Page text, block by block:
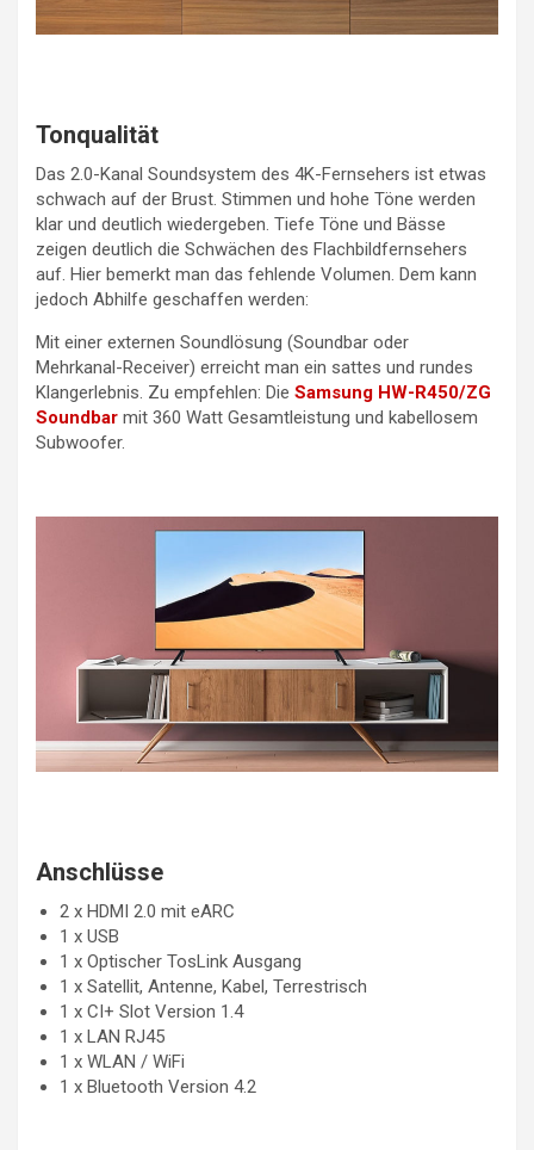
Tonqualität
Das 2.0-Kanal Soundsystem des 4K-Fernsehers ist etwas
schwach auf der Brust. Stimmen und hohe Töne werden
klar und deutlich wiedergeben. Tiefe Töne und Bässe
zeigen deutlich die Schwächen des Flachbildfernsehers
auf. Hier bemerkt man das fehlende Volumen. Dem kann
jedoch Abhilfe geschaffen werden:
Mit einer externen Soundlösung (Soundbar oder
Mehrkanal-Receiver) erreicht man ein sattes und rundes
Klangerlebnis. Zu empfehlen: Die Samsung HW-R450/ZG
Soundbar mit 360 Watt Gesamtleistung und kabellosem
Subwoofer.
Anschlüsse
2 x HDMI 2.0 mit eARC
1 x USB
1 x Optischer TosLink Ausgang
1 x Satellit, Antenne, Kabel, Terrestrisch
1 x CI+ Slot Version 1.4
1 x LAN RJ45
1 x WLAN / WiFi
1 x Bluetooth Version 4.2